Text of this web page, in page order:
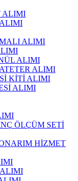
ALIMI
ALIMI
ALIMI
ALIMI
KİTİ ALIMI
ALIMI
ÖLÇÜM SETİ
HİZMET
ALIMI